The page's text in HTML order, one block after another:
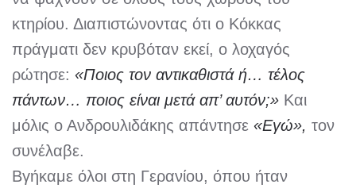
κτηρίου. Διαπιστώνοντας ότι ο Κόκκας
πράγματι δεν κρυβόταν εκεί, ο λοχαγός
ρώτησε: «Ποιος τον αντικαθιστά ή… τέλος
πάντων… ποιος είναι μετά απ’ αυτόν;» Και
μόλις ο Ανδρουλιδάκης απάντησε «Εγώ», τον
συνέλαβε.
Βγήκαμε όλοι στη Γερανίου, όπου ήταν